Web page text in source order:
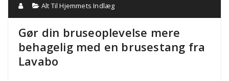
Alt Til Hjemmets Indlæg
Gør din bruseoplevelse mere
behagelig med en brusestang fra
Lavabo